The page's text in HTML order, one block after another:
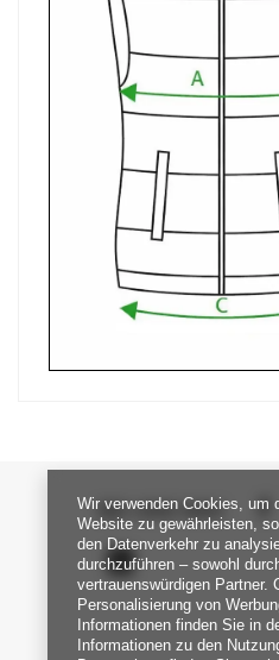
SEI UNS NAH
Wir verwenden Cookies, um
Website zu gewährleisten,
den Datenverkehr zu
durchzuführen – sowohl
vertrauenswürdigen Partner.
Personalisierung von
Informationen finden Sie in
Informationen zu den